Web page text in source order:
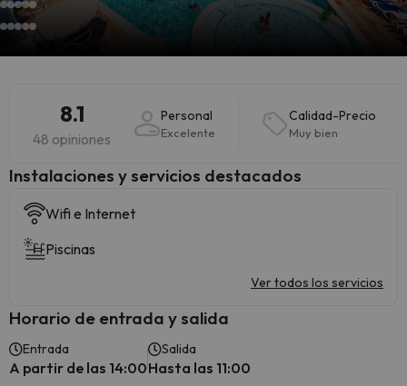
8.1
48 opiniones
Personal
Excelente
Calidad-Precio
Muy bien
Instalaciones y servicios destacados
Wifi e Internet
Piscinas
Ver todos los servicios
Horario de entrada y salida
Entrada
A partir de las 14:00
Salida
Hasta las 11:00